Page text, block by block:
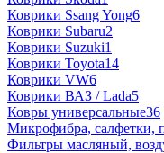
Коврики Ssang Yong6
Коврики Subaru2
Коврики Suzuki1
Коврики Toyota14
Коврики VW6
Коврики ВАЗ / Lada5
Ковры универсальные36
Микрофибра, салфетки,
Фильтры масляный,